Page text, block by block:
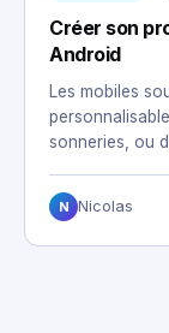
Créer son
Android
Les mobiles
sonneries, ou
N Nicolas